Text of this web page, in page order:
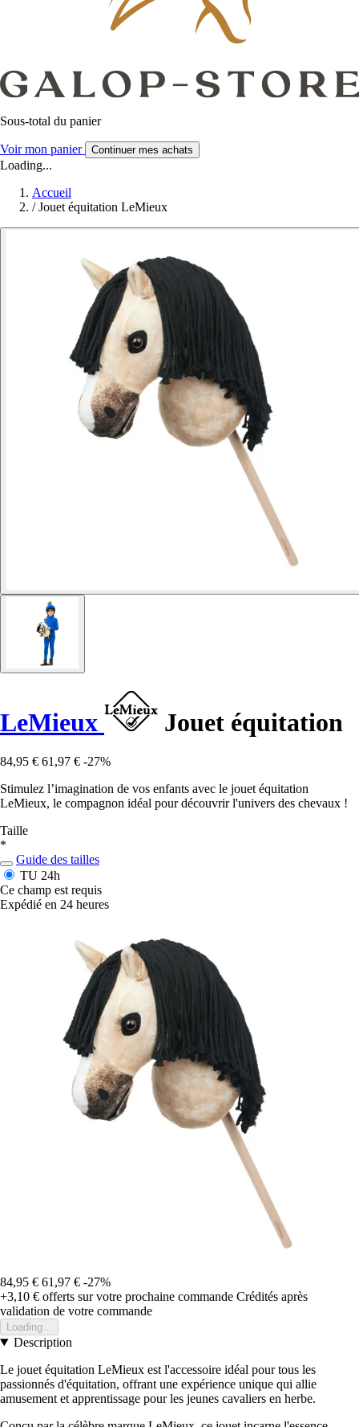
Sous-total du panier
Voir mon panier Continuer mes achats
Loading...
Accueil
/ Jouet équitation LeMieux
LeMieux Jouet équitation
84,95 € 61,97 € -27%
Stimulez l’imagination de vos enfants avec le jouet équitation
LeMieux, le compagnon idéal pour découvrir l'univers des chevaux !
Taille
*
Guide des tailles
TU 24h
Ce champ est requis
Expédié en 24 heures
84,95 € 61,97 € -27%
+3,10 € offerts sur votre prochaine commande Crédités après
validation de votre commande
Loading...
Description
Le jouet équitation LeMieux est l'accessoire idéal pour tous les
passionnés d'équitation, offrant une expérience unique qui allie
amusement et apprentissage pour les jeunes cavaliers en herbe.